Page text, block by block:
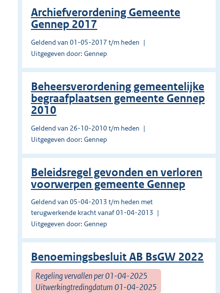
Archiefverordening Gemeente
Gennep 2017
Geldend van 01-05-2017 t/m heden
Uitgegeven door: Gennep
Beheersverordening gemeentelijke
begraafplaatsen gemeente Gennep
2010
Geldend van 26-10-2010 t/m heden
Uitgegeven door: Gennep
Beleidsregel gevonden en verloren
voorwerpen gemeente Gennep
Geldend van 05-04-2013 t/m heden met
terugwerkende kracht vanaf 01-04-2013
Uitgegeven door: Gennep
Benoemingsbesluit AB BsGW 2022
Regeling vervallen per 01-04-2025
Uitwerkingtredingdatum 01-04-2025